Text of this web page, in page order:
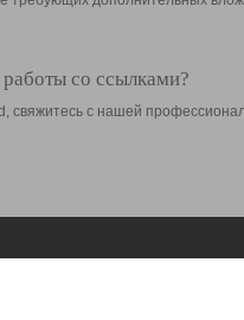
со ссылками?
свяжитесь с нашей